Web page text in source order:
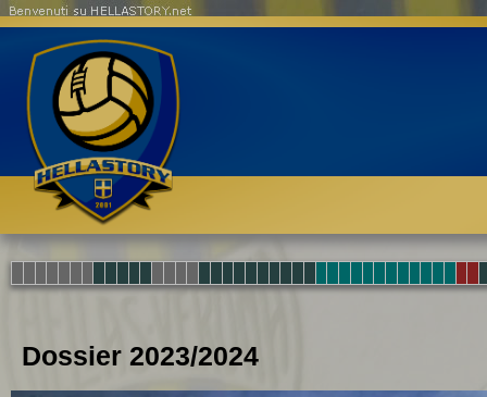
Benvenuti su HELLASTORY.net
Dossier 2023/2024